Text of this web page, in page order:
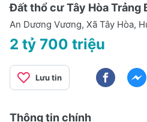
Đất thổ cư Tây Hòa Trảng
An Dương Vương, Xã Tây Hòa,
2 tỷ 700 triệu
Lưu tin
Thông tin chính